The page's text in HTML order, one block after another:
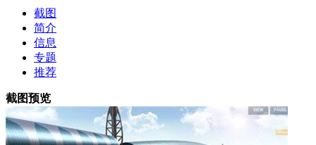
截图
简介
信息
专题
推荐
截图预览